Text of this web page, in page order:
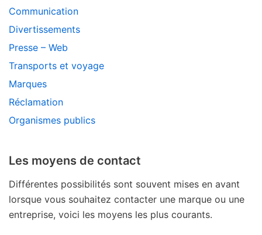
Communication
Divertissements
Presse – Web
Transports et voyage
Marques
Réclamation
Organismes publics
Les moyens de contact
Différentes possibilités sont souvent mises en avant
lorsque vous souhaitez contacter une marque ou une
entreprise, voici les moyens les plus courants.